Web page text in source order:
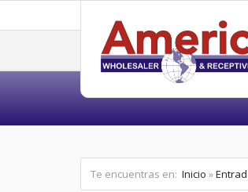
Te encuentras en: Inicio »